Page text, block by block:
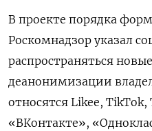
В проекте порядка
Роскомнадзор указал
распространяться
деанонимизации
относятся Likee,
«ВКонтакте»,